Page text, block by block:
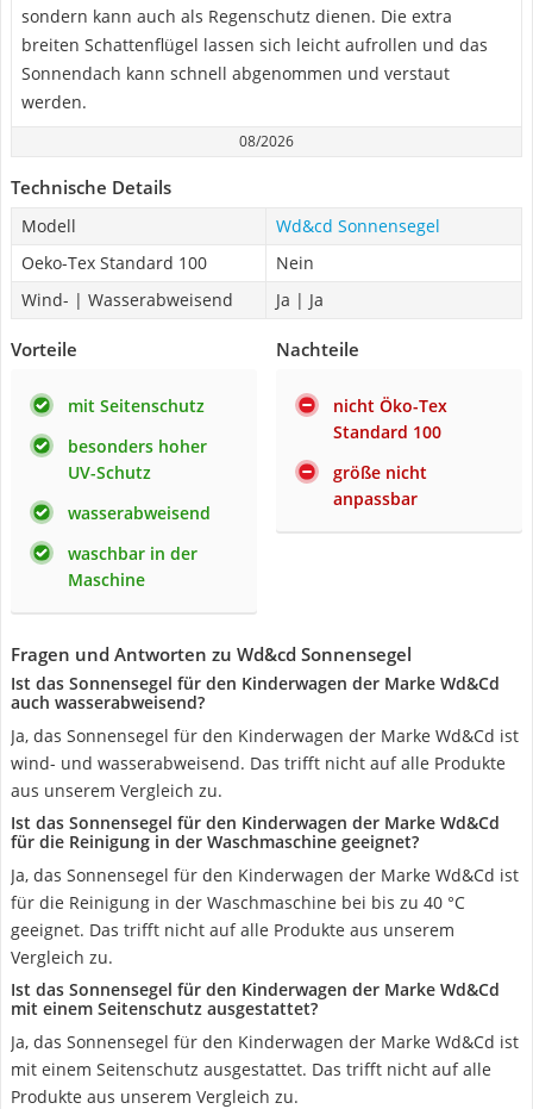
sondern kann auch als Regenschutz dienen. Die extra
breiten Schattenflügel lassen sich leicht aufrollen und das
Sonnendach kann schnell abgenommen und verstaut
werden.
08/2026
Technische Details
Modell
Wd&cd Sonnensegel
Oeko-Tex Standard 100
Nein
Wind- | Wasserabweisend
Ja | Ja
Vorteile
mit Seitenschutz
besonders hoher
UV-Schutz
wasserabweisend
waschbar in der
Maschine
Nachteile
nicht Öko-Tex
Standard 100
größe nicht
anpassbar
Fragen und Antworten zu Wd&cd Sonnensegel
Ist das Sonnensegel für den Kinderwagen der Marke Wd&Cd
auch wasserabweisend?
Ja, das Sonnensegel für den Kinderwagen der Marke Wd&Cd ist
wind- und wasserabweisend. Das trifft nicht auf alle Produkte
aus unserem Vergleich zu.
Ist das Sonnensegel für den Kinderwagen der Marke Wd&Cd
für die Reinigung in der Waschmaschine geeignet?
Ja, das Sonnensegel für den Kinderwagen der Marke Wd&Cd ist
für die Reinigung in der Waschmaschine bei bis zu 40 °C
geeignet. Das trifft nicht auf alle Produkte aus unserem
Vergleich zu.
Ist das Sonnensegel für den Kinderwagen der Marke Wd&Cd
mit einem Seitenschutz ausgestattet?
Ja, das Sonnensegel für den Kinderwagen der Marke Wd&Cd ist
mit einem Seitenschutz ausgestattet. Das trifft nicht auf alle
Produkte aus unserem Vergleich zu.